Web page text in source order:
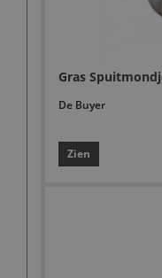
Gras
De Buyer
Zien